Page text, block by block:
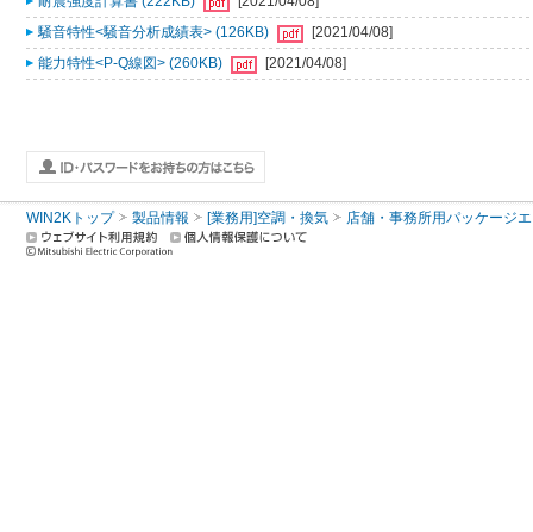
騒音特性<騒音分析成績表> (126KB)
[2021/04/08]
能力特性<P-Q線図> (260KB)
[2021/04/08]
WIN2Kトップ 製品情報 [業務用]空調・換気 店舗・事務所用パッケージ